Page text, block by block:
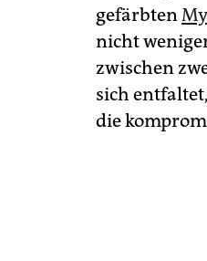
gefärbten
nicht
zwischen
sich
die